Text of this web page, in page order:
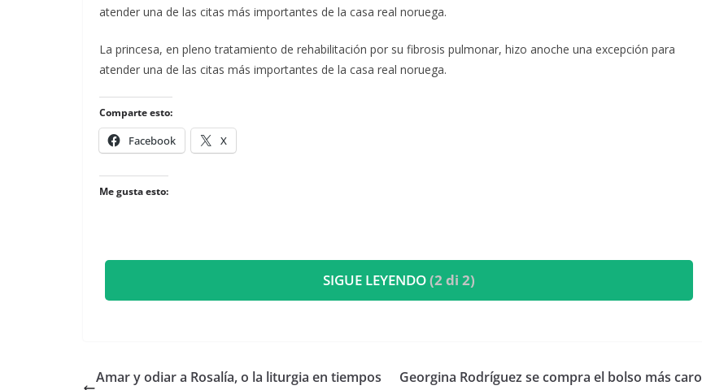
atender una de las citas más importantes de la casa real noruega.
​La princesa, en pleno tratamiento de rehabilitación por su fibrosis pulmonar, hizo anoche una excepción para
atender una de las citas más importantes de la casa real noruega.
Comparte esto:
Facebook X
Me gusta esto:
SIGUE LEYENDO(2 di 2)
​Amar y odiar a Rosalía, o la liturgia en tiempos
​Georgina Rodríguez se compra el bolso más caro